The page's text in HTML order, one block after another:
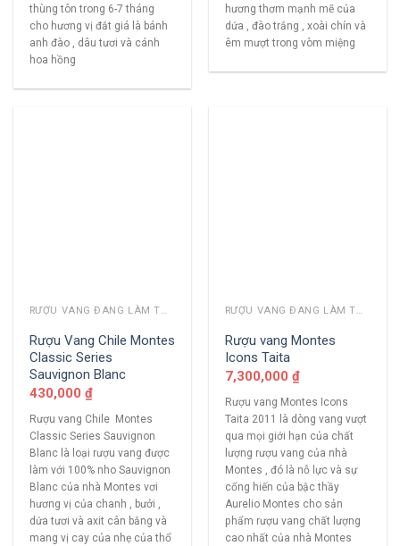
thùng tôn trong 6-7 tháng
cho hương vị đắt giá là bánh
anh đào , dâu tươi và cánh
hoa hồng
hương thơm mạnh mẽ của
dứa , đào trắng , xoài chín và
êm mượt trong vòm miệng
RƯỢU VANG ĐANG LÀM THỊ TRƯỜNG
Rượu Vang Chile Montes
Classic Series
Sauvignon Blanc
430,000 ₫
Rượu vang Chile Montes
Classic Series Sauvignon
Blanc là loại rượu vang được
làm với 100% nho Sauvignon
Blanc của nhà Montes vơi
hương vị của chanh , bưởi ,
dứa tươi và axit cân bằng và
mang vị cay của nhẹ của thổ
RƯỢU VANG ĐANG LÀM THỊ TRƯỜNG
Rượu vang Montes
Icons Taita
7,300,000 ₫
Rượu vang Montes Icons
Taita 2011 là dòng vang vượt
qua mọi giới hạn của chất
lượng rượu vang của nhà
Montes , đó là nỗ lực và sự
cống hiến của bậc thầy
Aurelio Montes cho sản
phẩm rượu vang chất lượng
cao nhất của nhà Montes